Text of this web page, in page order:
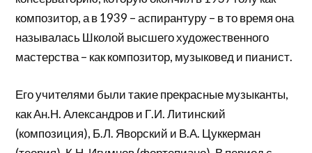
композитор, а в 1939 – аспирантуру – в то время она
называлась Школой высшего художественного
мастерства – как композитор, музыковед и пианист.
Его учителями были такие прекрасные музыканты,
как Ан.Н. Александров и Г.И. Литинский
(композиция), Б.Л. Яворский и В.А. Цуккерман